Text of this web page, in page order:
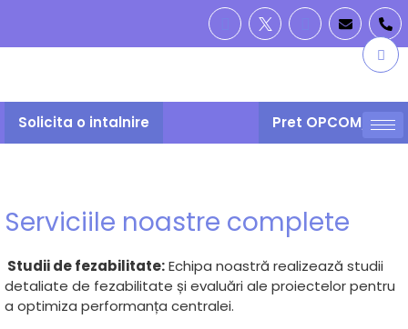
Solicita o intalnire Pret OPCOM/PZU
Serviciile noastre complete
Studii de fezabilitate:Echipa noastră realizează studii
detaliate de fezabilitate și evaluări ale proiectelor pentru
a optimiza performanța centralei.